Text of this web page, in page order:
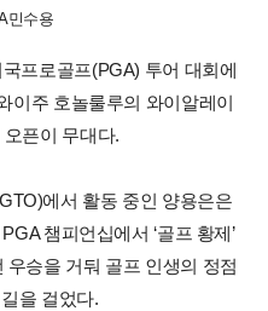
민수용
국프로골프(PGA) 투어 대회에
이주 호놀룰루의 와이알레이
픈이 무대다.
에서 활동 중인 양용은은
챔피언십에서 ‘골프 황제’
승을 거둬 골프 인생의 정점
을 걸었다.